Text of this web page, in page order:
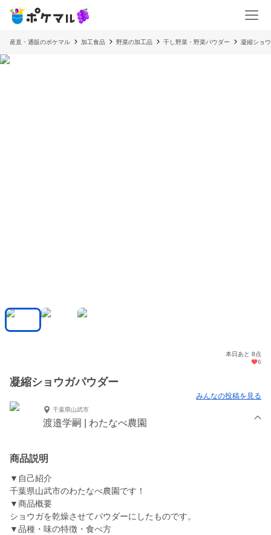
産直・通販のポケマル 加工食品 野菜の加工品 干し野菜・野菜パウダー 凝縮ショ
本日あと 8点
6
凝縮ショウガパウダー
みんなの投稿を見る
千葉県山武市
渡邉学嗣 | わたなべ農園
商品説明
▼自己紹介
千葉県山武市のわたなべ農園です！
▼商品概要
ショウガを乾燥させてパウダーにしたものです。
▼品種・味の特徴・食べ方